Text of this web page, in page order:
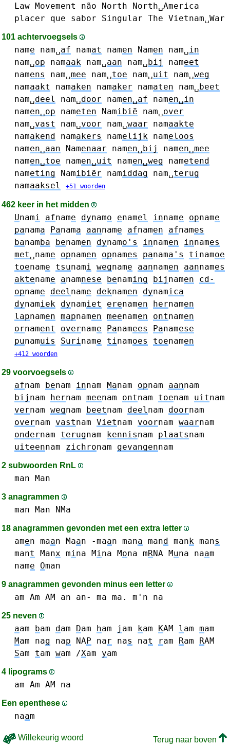
Law Movement não North
North␣America
placer
que sabor Singular The Vietnam␣War
101 achtervoegsels
name nam␣af namat namen Namen nam␣in
nam␣op namaak nam␣aan nam␣bij nameet
namens nam␣mee nam␣toe nam␣uit nam␣weg
namaakt namaken namaker namaten nam␣beet
nam␣deel nam␣door namen␣af namen␣in
namen␣op nameten Namibië nam␣over
nam␣vast nam␣voor nam␣waar namaakte
namakend namakers namelijk nameloos
namen␣aan Namenaar namen␣bij namen␣mee
namen␣toe namen␣uit namen␣weg nametend
nameting Namibiër namiddag nam␣terug
namaaksel +51 woorden
462 keer in het midden
Unami afname dynamo enamel inname opname
panama Panama aanname afnamen afnames
banamba benamen dynamo's innamen innames
met␣name opnamen opnames panama's tinamoe
toename tsunami wegname aannamen aannames
aktename anamnese benaming bij namen
cd-
opname deelname deknamen dynamica
dynamiek dynamiet erenamen hernamen
lapnamen mapnamen meenamen ontnamen
ornament overname Panamees Panamese
punamuis Suriname tinamoes toenamen
+412 woorden
29 voorvoegsels
afnam benam innam Manam opnam aannam
bij nam hernam meenam ontnam toenam uitnam
vernam wegnam beetnam deelnam doornam
overnam vastnam Vietnam voornam waarnam
ondernam terugnam kennisnam plaatsnam
uiteennam zichronam gevangennam
2 subwoorden RnL
man Man
3 anagrammen
man Man NMa
18 anagrammen gevonden met een extra letter
amen maan Maan -maan mana mand mank mans
mant Manx mina Mina Mona mRNA Muna naam
name Oman
9 anagrammen gevonden minus een letter
am Am AM an an- ma ma. m'n na
25 neven
aam bam dam Dam ham j am kam KAM lam mam
Mam nag nap NAP nar nas nat ram Ram RAM
Sam tam wam /Xam yam
4 lipograms
am Am AM na
Een epenthese
naam
Willekeurig woord Terug naar boven